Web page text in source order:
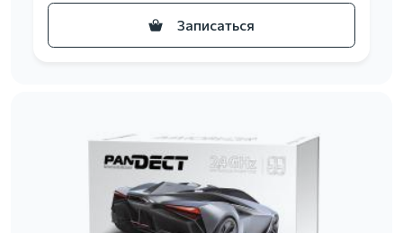
Записаться